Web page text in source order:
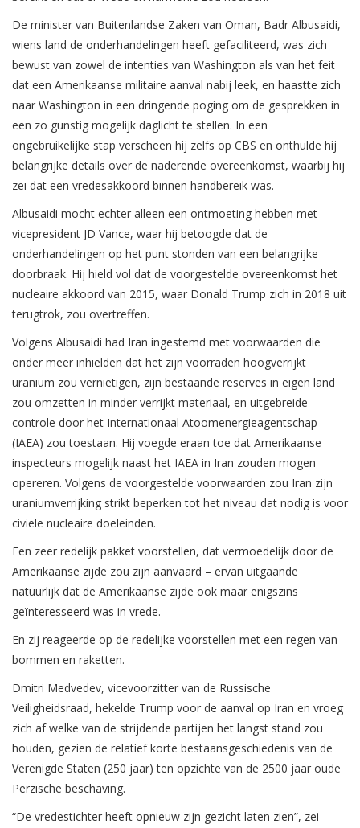
De minister van Buitenlandse Zaken van Oman, Badr Albusaidi,
wiens land de onderhandelingen heeft gefaciliteerd, was zich
bewust van zowel de intenties van Washington als van het feit
dat een Amerikaanse militaire aanval nabij leek, en haastte zich
naar Washington in een dringende poging om de gesprekken in
een zo gunstig mogelijk daglicht te stellen. In een
ongebruikelijke stap verscheen hij zelfs op CBS en onthulde hij
belangrijke details over de naderende overeenkomst, waarbij hij
zei dat een vredesakkoord binnen handbereik was.
Albusaidi mocht echter alleen een ontmoeting hebben met
vicepresident JD Vance, waar hij betoogde dat de
onderhandelingen op het punt stonden van een belangrijke
doorbraak. Hij hield vol dat de voorgestelde overeenkomst het
nucleaire akkoord van 2015, waar Donald Trump zich in 2018 uit
terugtrok, zou overtreffen.
Volgens Albusaidi had Iran ingestemd met voorwaarden die
onder meer inhielden dat het zijn voorraden hoogverrijkt
uranium zou vernietigen, zijn bestaande reserves in eigen land
zou omzetten in minder verrijkt materiaal, en uitgebreide
controle door het Internationaal Atoomenergieagentschap
(IAEA) zou toestaan. Hij voegde eraan toe dat Amerikaanse
inspecteurs mogelijk naast het IAEA in Iran zouden mogen
opereren. Volgens de voorgestelde voorwaarden zou Iran zijn
uraniumverrijking strikt beperken tot het niveau dat nodig is voor
civiele nucleaire doeleinden.
Een zeer redelijk pakket voorstellen, dat vermoedelijk door de
Amerikaanse zijde zou zijn aanvaard – ervan uitgaande
natuurlijk dat de Amerikaanse zijde ook maar enigszins
geïnteresseerd was in vrede.
En zij reageerde op de redelijke voorstellen met een regen van
bommen en raketten.
Dmitri Medvedev, vicevoorzitter van de Russische
Veiligheidsraad, hekelde Trump voor de aanval op Iran en vroeg
zich af welke van de strijdende partijen het langst stand zou
houden, gezien de relatief korte bestaansgeschiedenis van de
Verenigde Staten (250 jaar) ten opzichte van de 2500 jaar oude
Perzische beschaving.
“De vredestichter heeft opnieuw zijn gezicht laten zien”, zei